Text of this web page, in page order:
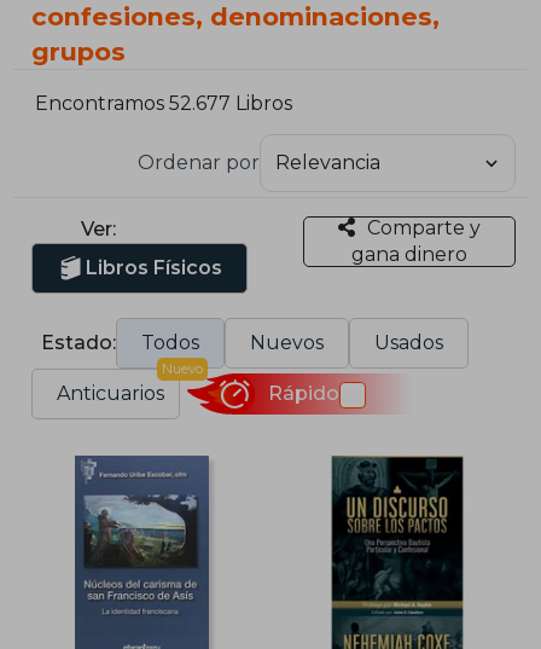
confesiones, denominaciones,
grupos
Encontramos 52.677 Libros
Ordenar por
Ver:
Libros Físicos
Comparte y
gana dinero
Estado: Todos Nuevos Usados
Anticuarios
Nuevo
Rápido